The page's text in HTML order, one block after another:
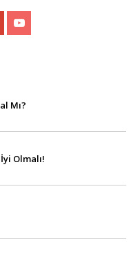
Mı?
Olmalı!